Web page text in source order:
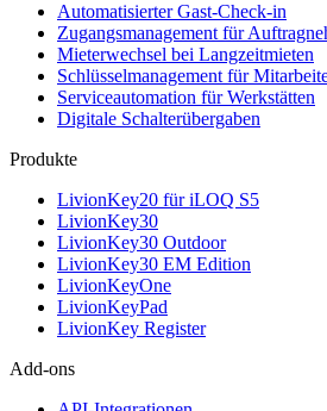
Automatisierter Gast-Check-in
Zugangsmanagement für
Mieterwechsel bei Langzeitmieten
Schlüsselmanagement für
Serviceautomation für Werkstätten
Digitale Schalterübergaben
Produkte
LivionKey20 für iLOQ S5
LivionKey30
LivionKey30 Outdoor
LivionKey30 EM Edition
LivionKeyOne
LivionKeyPad
LivionKey Register
Add-ons